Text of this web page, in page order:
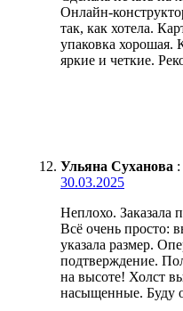
Онлайн-
так, как хотела.
упаковка хорошая.
яркие и четкие.
Ульяна Суханова :
30.03.2025
Неплохо. Заказала
Всё очень просто:
указала размер.
подтверждение.
на высоте! Холст
насыщенные. Буду